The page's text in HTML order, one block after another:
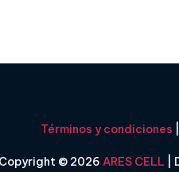
Términos y condiciones
© 2026 ARES CELL |